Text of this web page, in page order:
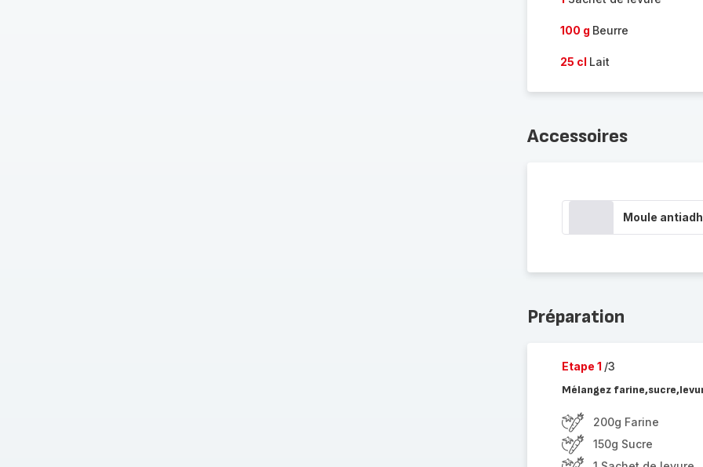
100 g Beurre
25 cl Lait
Accessoires
Moule
Préparation
Etape 1 /3
Mélangez
200g Farine
150g Sucre